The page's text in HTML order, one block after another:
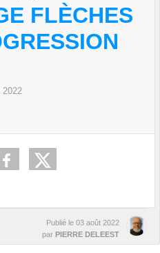
FLÈCHES
2022
Publié le 03 août 2022
par PIERRE DELEEST